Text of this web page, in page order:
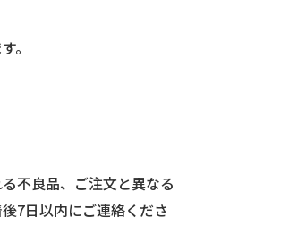
。
不良品、ご注文と異なる
7日以内にご連絡くださ